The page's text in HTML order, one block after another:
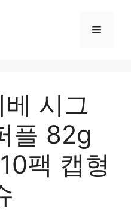
메
시그
플 82g
팩 캡형